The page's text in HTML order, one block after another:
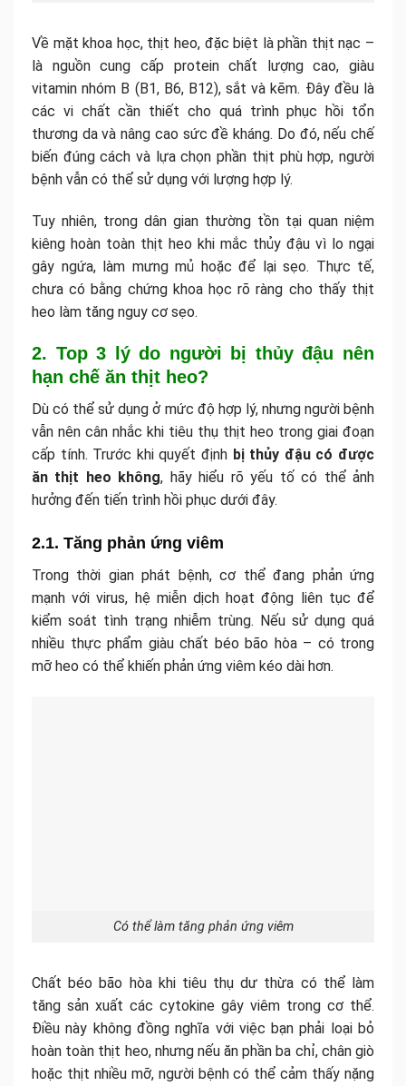
Về mặt khoa học, thịt heo, đặc biệt là phần thịt nạc –
là nguồn cung cấp protein chất lượng cao, giàu
vitamin nhóm B (B1, B6, B12), sắt và kẽm. Đây đều là
các vi chất cần thiết cho quá trình phục hồi tổn
thương da và nâng cao sức đề kháng. Do đó, nếu chế
biến đúng cách và lựa chọn phần thịt phù hợp, người
bệnh vẫn có thể sử dụng với lượng hợp lý.
Tuy nhiên, trong dân gian thường tồn tại quan niệm
kiêng hoàn toàn thịt heo khi mắc thủy đậu vì lo ngại
gây ngứa, làm mưng mủ hoặc để lại sẹo. Thực tế,
chưa có bằng chứng khoa học rõ ràng cho thấy thịt
heo làm tăng nguy cơ sẹo.
2. Top 3 lý do người bị thủy đậu nên
hạn chế ăn thịt heo?
Dù có thể sử dụng ở mức độ hợp lý, nhưng người bệnh
vẫn nên cân nhắc khi tiêu thụ thịt heo trong giai đoạn
cấp tính. Trước khi quyết định bị thủy đậu có được
ăn thịt heo không, hãy hiểu rõ yếu tố có thể ảnh
hưởng đến tiến trình hồi phục dưới đây.
2.1. Tăng phản ứng viêm
Trong thời gian phát bệnh, cơ thể đang phản ứng
mạnh với virus, hệ miễn dịch hoạt động liên tục để
kiểm soát tình trạng nhiễm trùng. Nếu sử dụng quá
nhiều thực phẩm giàu chất béo bão hòa – có trong
mỡ heo có thể khiến phản ứng viêm kéo dài hơn.
Có thể làm tăng phản ứng viêm
Chất béo bão hòa khi tiêu thụ dư thừa có thể làm
tăng sản xuất các cytokine gây viêm trong cơ thể.
Điều này không đồng nghĩa với việc bạn phải loại bỏ
hoàn toàn thịt heo, nhưng nếu ăn phần ba chỉ, chân giò
hoặc thịt nhiều mỡ, người bệnh có thể cảm thấy nặng